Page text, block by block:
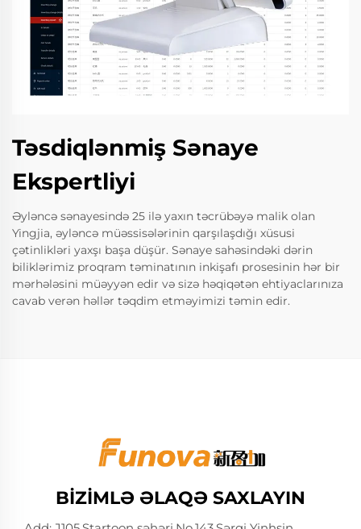
Təsdiqlənmiş Sənaye
Ekspertliyi
Əyləncə sənayesində 25 ilə yaxın təcrübəyə malik olan
Yingjia, əyləncə müəssisələrinin qarşılaşdığı xüsusi
çətinlikləri yaxşı başa düşür. Sənaye sahəsindəki dərin
biliklərimiz proqram təminatının inkişafı prosesinin hər bir
mərhələsini müəyyən edir və sizə həqiqətən ehtiyaclarınıza
cavab verən həllər təqdim etməyimizi təmin edir.
BIZIMLƏ ƏLAQƏ SAXLAYIN